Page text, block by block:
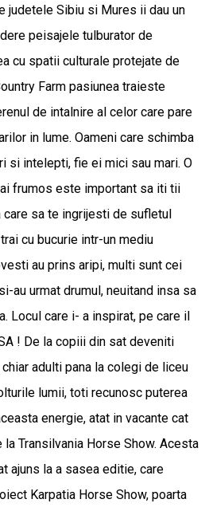
judetele Sibiu si Mures ii dau un
peisajele tulburator de
cu spatii culturale protejate de
Farm pasiunea traieste
de intalnire al celor care pare
in lume. Oameni care schimba
si intelepti, fie ei mici sau mari. O
frumos este important sa iti tii
care sa te ingrijesti de sufletul
cu bucurie intr-un mediu
au prins aripi, multi sunt cei
au urmat drumul, neuitand insa sa
Locul care i- a inspirat, pe care il
! De la copiii din sat deveniti
adulti pana la colegi de liceu
lumii, toti recunosc puterea
energie, atat in vacante cat
Transilvania Horse Show. Acesta
ajuns la a sasea editie, care
Karpatia Horse Show, poarta